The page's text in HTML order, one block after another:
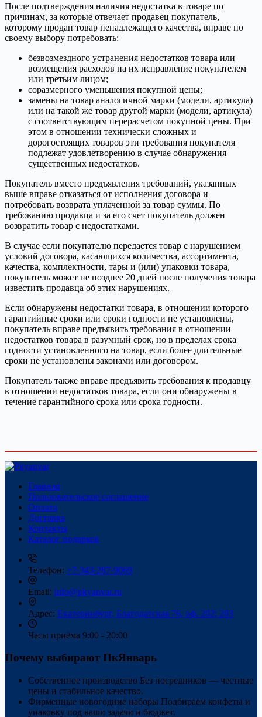
После подтверждения наличия недостатка в товаре по
причинам, за которые отвечает продавец покупатель,
которому продан товар ненадлежащего качества, вправе по
своему выбору потребовать:
безвозмездного устранения недостатков товара или
возмещения расходов на их исправление покупателем
или третьим лицом;
соразмерного уменьшения покупной цены;
замены на товар аналогичной марки (модели, артикула)
или на такой же товар другой марки (модели, артикула)
с соответствующим перерасчетом покупной цены. При
этом в отношении технически сложных и
дорогостоящих товаров эти требования покупателя
подлежат удовлетворению в случае обнаружения
существенных недостатков.
Покупатель вместо предъявления требований, указанных
выше вправе отказаться от исполнения договора и
потребовать возврата уплаченной за товар суммы. По
требованию продавца и за его счет покупатель должен
возвратить товар с недостатками.
В случае если покупателю передается товар с нарушением
условий договора, касающихся количества, ассортимента,
качества, комплектности, тары и (или) упаковки товара,
покупатель может не позднее 20 дней после получения товара
известить продавца об этих нарушениях.
Если обнаружены недостатки товара, в отношении которого
гарантийные сроки или сроки годности не установлены,
покупатель вправе предъявить требования в отношении
недостатков товара в разумный срок, но в пределах срока
годности установленного на товар, если более длительные
сроки не установлены законами или договором.
Покупатель также вправе предъявить требования к продавцу
в отношении недостатков товара, если они обнаружены в
течение гарантийного срока или срока годности.
Главная
Пользовательское соглашение
Оплата
Доставка
Контакты
Каталог подарков
Телефон: +7-343-287-9069
Email: info@pkyanvar.ru
Адрес: Екатеринбург, Благодатская 76, оф. 202; 203
Часы приёма 9:00 - 20:00
Почему выбирают ПкЯнварь
Собственное производство Без посредников — честные
цены и стабильное качество.
Фирменные новогодние наборы Подбираем конфеты и
упаковку под ваши задачи и бюджет.